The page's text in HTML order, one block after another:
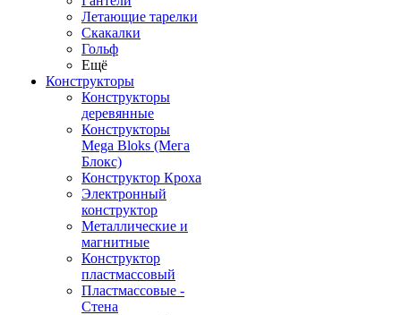
Летающие тарелки
Скакалки
Гольф
Ещё
Конструкторы
Конструкторы
деревянные
Конструкторы
Mega Bloks (Мега
Блокс)
Конструктор Кроха
Электронный
конструктор
Металлические и
магнитные
Конструктор
пластмассовый
Пластмассовые -
Стена